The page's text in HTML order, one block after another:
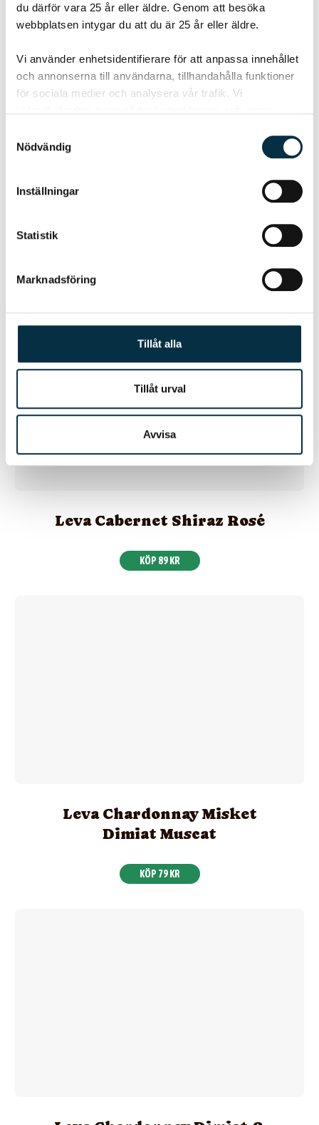
du därför vara 25 år eller äldre. Genom att besöka
webbplatsen intygar du att du är 25 år eller äldre.
Vi använder enhetsidentifierare för att anpassa innehållet
och annonserna till användarna, tillhandahålla funktioner
för sociala medier och analysera vår trafik. Vi
annons- och analysföretag som vi samarbetar med.
Dessa kan i sin tur kombinera informationen med annan
information som du har tillhandahållit eller som de har
samlat in när du har använt deras tjänster.
Nödvändig
Inställningar
Statistik
Marknadsföring
Tillåt alla
Tillåt urval
Avvisa
Leva Cabernet Shiraz Rosé
KÖP 89 KR
Leva Chardonnay Misket
Dimiat Muscat
KÖP 79 KR